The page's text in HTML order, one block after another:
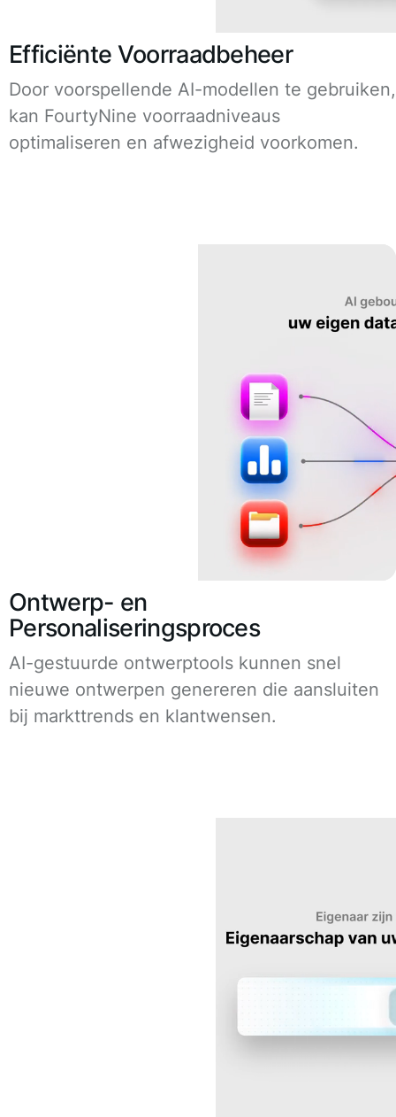
Efficiënte Voorraadbeheer
Door voorspellende AI-modellen te gebruiken,
kan FourtyNine voorraadniveaus
optimaliseren en afwezigheid voorkomen.
Ontwerp- en
Personaliseringsproces
AI-gestuurde ontwerptools kunnen snel
nieuwe ontwerpen genereren die aansluiten
bij markttrends en klantwensen.